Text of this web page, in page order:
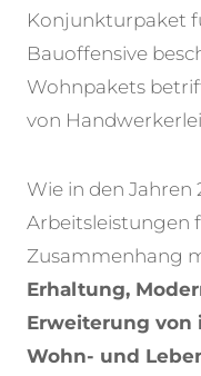
Konjunkturpaket
Bauoffensive
Wohnpakets
von
Wie in den Jahren
Arbeitsleistungen
Zusammenhang
Erhaltung,
Erweiterung von
Wohn- und